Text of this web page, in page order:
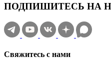
ПОДПИШИТЕСЬ НА
Свяжитесь с нами